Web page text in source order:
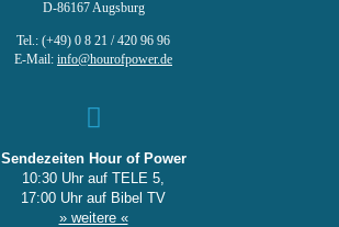
D-86167 Augsburg
Tel.: (+49) 0 8 21 / 420 96 96
E-Mail: info@hourofpower.de
Sendezeiten Hour of Power
10:30 Uhr auf TELE 5,
17:00 Uhr auf Bibel TV
» weitere «